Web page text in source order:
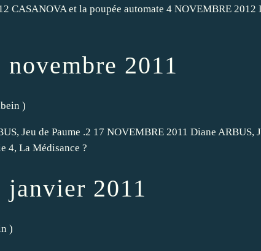
CASANOVA et la poupée automate 4 NOVEMBRE 2012
2011
)
Jeu de Paume .2 17 NOVEMBRE 2011 Diane ARBUS,
4, La Médisance ?
janvier 2011
)